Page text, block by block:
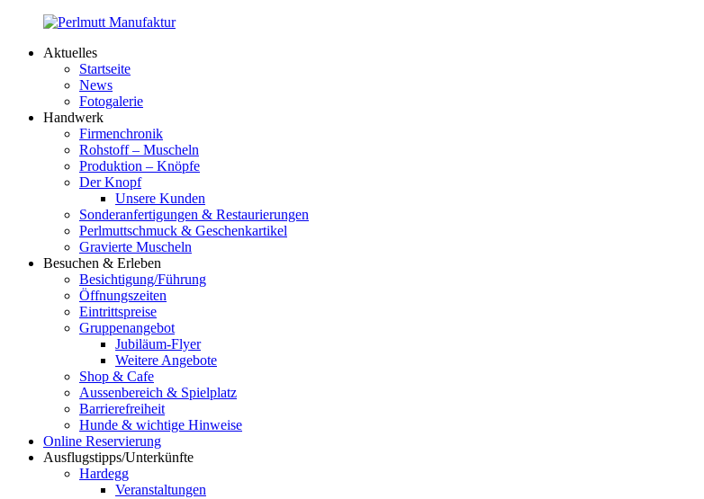
springen
Manufaktur
Aktuelles
Startseite
News
Fotogalerie
Handwerk
Firmenchronik
Rohstoff – Muscheln
Produktion – Knöpfe
Der Knopf
Unsere Kunden
Sonderanfertigungen & Restaurierungen
Perlmuttschmuck & Geschenkartikel
Gravierte Muscheln
Besuchen & Erleben
Besichtigung/Führung
Öffnungszeiten
Eintrittspreise
Gruppenangebot
Jubiläum-Flyer
Weitere Angebote
Shop & Cafe
Aussenbereich & Spielplatz
Barrierefreiheit
Hunde & wichtige Hinweise
Online Reservierung
Ausflugstipps/Unterkünfte
Hardegg
Veranstaltungen